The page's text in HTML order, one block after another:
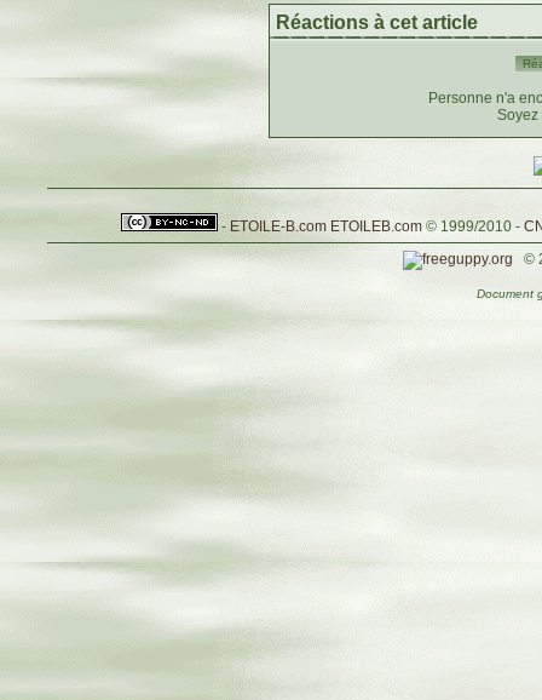
Réactions à cet article
Personne n'a
Soyez
- ETOILE-B.com ETOILEB.com© 1999/2010 -
©
Document